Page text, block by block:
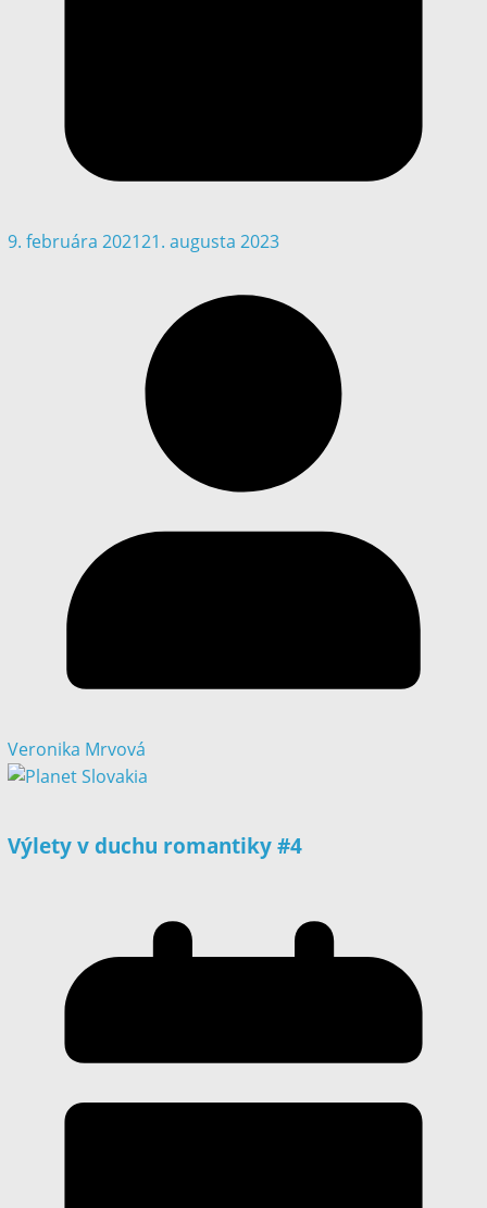
9. februára 202121. augusta 2023
Veronika Mrvová
Výlety v duchu romantiky #4